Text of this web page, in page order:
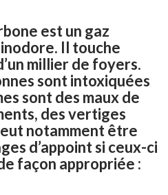
est un gaz
Il touche
millier de foyers.
sont intoxiquées
sont des maux de
des vertiges
notamment être
d’appoint si ceux-ci
façon appropriée :